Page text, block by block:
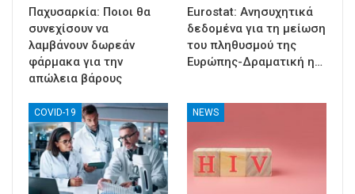
Παχυσαρκία: Ποιοι θα
συνεχίσουν να
λαμβάνουν δωρεάν
φάρμακα για την
απώλεια βάρους
Eurostat: Ανησυχητικά
δεδομένα για τη μείωση
του πληθυσμού της
Ευρώπης-Δραματική η…
COVID-19 NEWS